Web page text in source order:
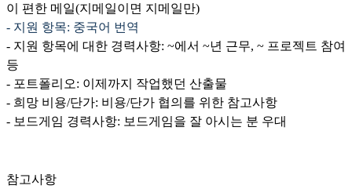
이 편한 메일(지메일이면 지메일만)
- 지원 항목: 중국어 번역
- 지원 항목에 대한 경력사항: ~에서 ~년 근무, ~ 프로젝트 참여
등
- 포트폴리오: 이제까지 작업했던 산출물
- 희망 비용/단가: 비용/단가 협의를 위한 참고사항
- 보드게임 경력사항: 보드게임을 잘 아시는 분 우대
참고사항